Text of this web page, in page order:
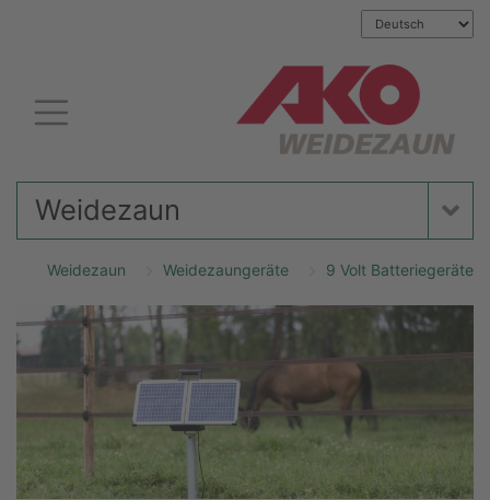
Weidezaun
Weidezaun Weidezaungeräte 9 Volt Batteriegeräte